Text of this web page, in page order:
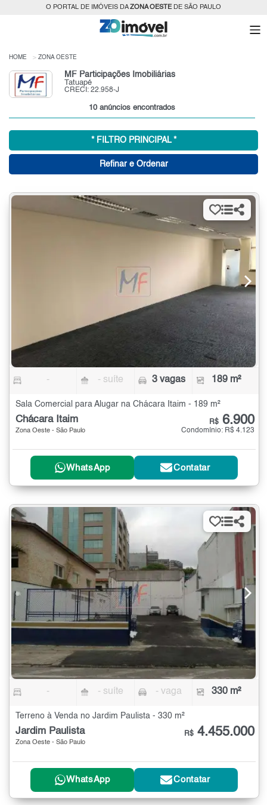
O PORTAL DE IMÓVEIS DAZONA OESTEDE SÃO PAULO
HOME ZONA OESTE
MF Participações Imobiliárias
Tatuapé
CRECI: 22.958-J
10 anúncios encontrados
* FILTRO PRINCIPAL *
Refinar e Ordenar
- - suíte 3 vagas 189 m²
Sala Comercial para Alugar na Chácara Itaim - 189 m²
Chácara Itaim
Zona Oeste - São Paulo
R$ 6.900
Condomínio: R$ 4.123
WhatsApp Contatar
- - suíte - vaga 330 m²
Terreno à Venda no Jardim Paulista - 330 m²
Jardim Paulista
Zona Oeste - São Paulo
R$ 4.455.000
WhatsApp Contatar